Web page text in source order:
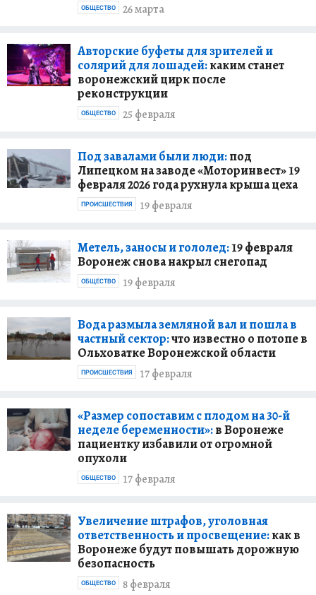
26 марта
ОБЩЕСТВО
Авторские буфеты для зрителей и
солярий для лошадей:каким станет
воронежский цирк после
реконструкции
25 февраля
ОБЩЕСТВО
Под завалами были люди:под
Липецком на заводе «Моторинвест» 19
февраля 2026 года рухнула крыша цеха
19 февраля
ПРОИСШЕСТВИЯ
Метель, заносы и гололед:19 февраля
Воронеж снова накрыл снегопад
19 февраля
ОБЩЕСТВО
Вода размыла земляной вал и пошла в
частный сектор:что известно о потопе в
Ольховатке Воронежской области
17 февраля
ПРОИСШЕСТВИЯ
«Размер сопоставим с плодом на 30-й
неделе беременности»:в Воронеже
пациентку избавили от огромной
опухоли
17 февраля
ОБЩЕСТВО
Увеличение штрафов, уголовная
ответственность и просвещение:как в
Воронеже будут повышать дорожную
безопасность
8 февраля
ОБЩЕСТВО